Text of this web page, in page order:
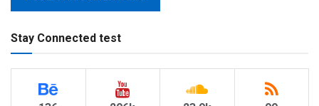
Stay Connected test